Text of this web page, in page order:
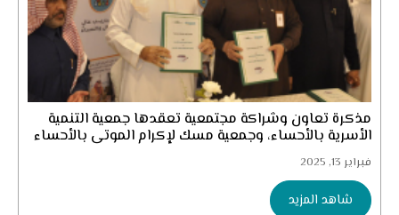
مذكرة تعاون وشراكة مجتمعية تعقدها جمعية التنمية
الأسرية بالأحساء، وجمعية مسك لإكرام الموتى بالأحساء
فبراير 13, 2025
شاهد المزيد